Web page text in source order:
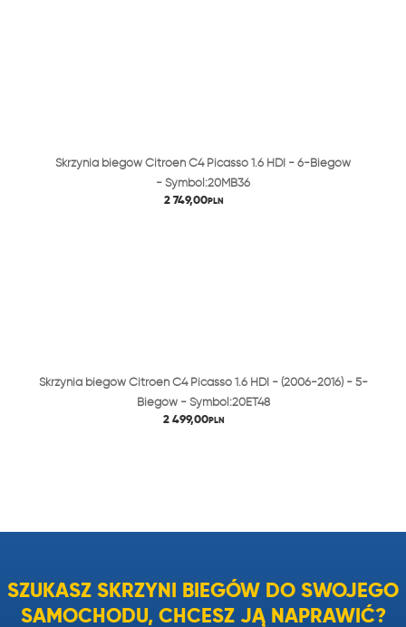
Skrzynia biegów Citroen C4 Picasso 1.6 HDI - 6-Biegów
- Symbol:20MB36
2 749,00PLN
Skrzynia biegów Citroen C4 Picasso 1.6 HDI - (2006-2016) - 5-
Biegów - Symbol:20ET48
2 499,00PLN
SZUKASZ SKRZYNI BIEGÓW DO SWOJEGO
SAMOCHODU, CHCESZ JĄ NAPRAWIĆ?